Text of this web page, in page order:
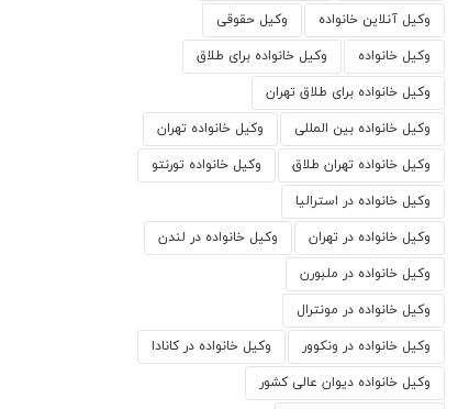
وکیل آنلاین خانواده وکیل حقوقی
وکیل خانواده وکیل خانواده برای طلاق
وکیل خانواده برای طلاق تهران
وکیل خانواده بین المللی وکیل خانواده تهران
وکیل خانواده تهران طلاق وکیل خانواده تورنتو
وکیل خانواده در استرالیا
وکیل خانواده در تهران وکیل خانواده در لندن
وکیل خانواده در ملبورن
وکیل خانواده در مونترال
وکیل خانواده در ونکوور وکیل خانواده در کانادا
وکیل خانواده دیوان عالی کشور